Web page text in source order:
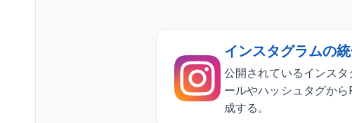
インスタグラムの
公開されているインスタ
ールやハッシュタグか
成する。